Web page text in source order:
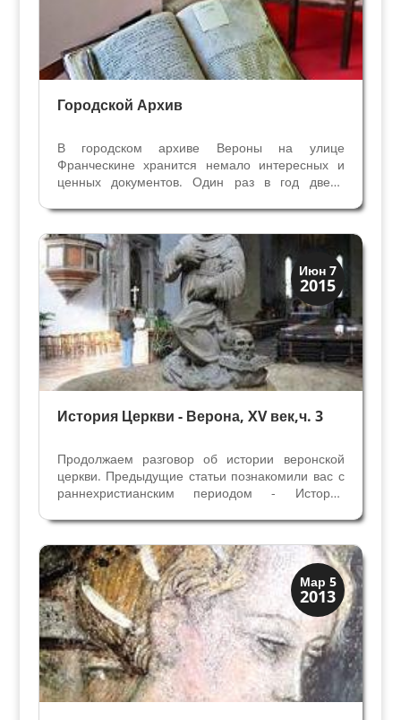
Городской Архив
В городском архиве Вероны на улице
Франческине хранится немало интересных и
ценных документов. Один раз в год двери
всеобщее обозрение выставляются уникальные
старинные документы. В прошлом году в
вестибюле архива были выставлены...
Июн 7
2015
Венецианская
Верона
История Церкви - Верона, XV век,ч. 3
Продолжаем разговор об истории веронской
церкви. Предыдущие статьи познакомили вас с
раннехристианским периодом - История
Епархии Вероны - История церкви, часть 2
Возрождение и Реформа (XV век- 1630 год) С
началом правления...
Мар 5
2013
Верона
Средневековая